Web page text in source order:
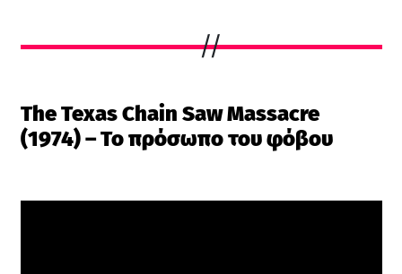
The Texas Chain Saw Massacre
(1974) – Το πρόσωπο του φόβου